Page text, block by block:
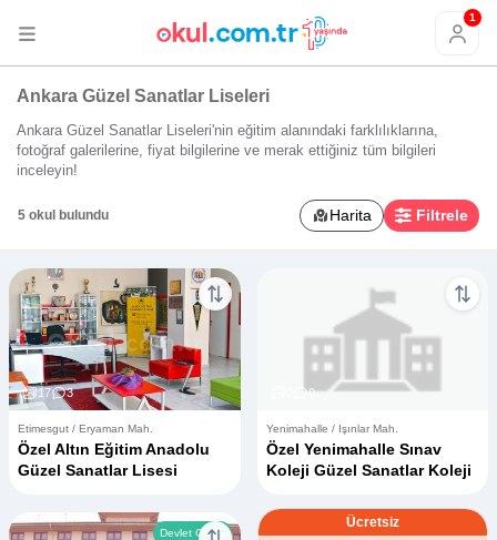
1
Ankara Güzel Sanatlar Liseleri
Ankara Güzel Sanatlar Liseleri'nin eğitim alanındaki farklılıklarına,
fotoğraf galerilerine, fiyat bilgilerine ve merak ettiğiniz tüm bilgileri
inceleyin!
5 okul bulundu Harita Filtrele
17 3
Etimesgut / Eryaman Mah.
Özel Altın Eğitim Anadolu
Güzel Sanatlar Lisesi
0
Yenimahalle / Işınlar Mah.
Özel Yenimahalle Sınav
Koleji Güzel Sanatlar Koleji
Devlet Okulu
Ücretsiz